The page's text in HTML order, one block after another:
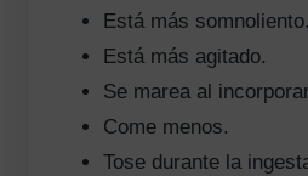
Está más somnoliento.
Está más agitado.
Se marea al
Come menos.
Tose durante la